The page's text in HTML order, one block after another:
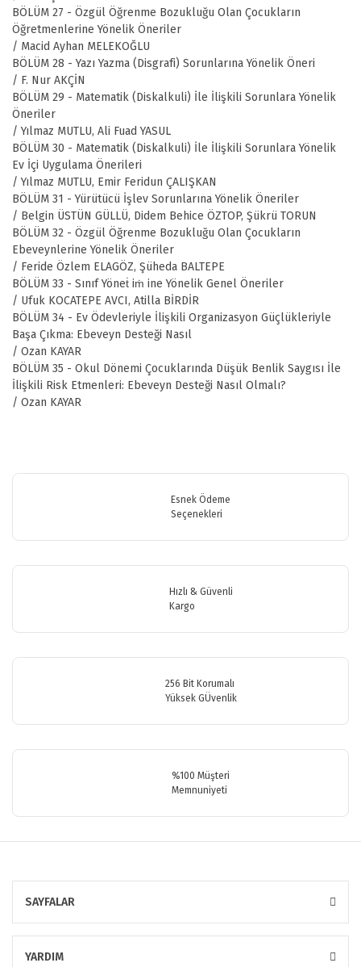
BÖLÜM 27 - Özgül Öğrenme Bozukluğu Olan Çocukların
Öğretmenlerine Yönelik Öneriler
/ Macid Ayhan MELEKOĞLU
BÖLÜM 28 - Yazı Yazma (Disgrafi) Sorunlarına Yönelik Öneri
/ F. Nur AKÇİN
BÖLÜM 29 - Matematik (Diskalkuli) İle İlişkili Sorunlara Yönelik
Öneriler
/ Yılmaz MUTLU, Ali Fuad YASUL
BÖLÜM 30 - Matematik (Diskalkuli) İle İlişkili Sorunlara Yönelik
Ev İçi Uygulama Önerileri
/ Yılmaz MUTLU, Emir Feridun ÇALIŞKAN
BÖLÜM 31 - Yürütücü İşlev Sorunlarına Yönelik Öneriler
/ Belgin ÜSTÜN GÜLLÜ, Didem Behice ÖZTOP, Şükrü TORUN
BÖLÜM 32 - Özgül Öğrenme Bozukluğu Olan Çocukların
Ebeveynlerine Yönelik Öneriler
/ Feride Özlem ELAGÖZ, Şüheda BALTEPE
BÖLÜM 33 - Sınıf Yöneṫ iṁ ine Yönelik Genel Öneriler
/ Ufuk KOCATEPE AVCI, Atilla BİRDİR
BÖLÜM 34 - Ev Ödevleriyle İlişkili Organizasyon Güçlükleriyle
Başa Çıkma: Ebeveyn Desteği Nasıl
/ Ozan KAYAR
BÖLÜM 35 - Okul Dönemi Çocuklarında Düşük Benlik Saygısı İle
İlişkili Risk Etmenleri: Ebeveyn Desteği Nasıl Olmalı?
/ Ozan KAYAR
Bu ürüne ilk yorumu siz yapın!
Görüş ve önerileriniz için teşekkür ederiz.
Ürün resmi kalitesiz, bozuk veya görüntülenemiyor.
Ürün fiyatı diğer sitelerden daha pahalı.
Esnek Ödeme
Seçenekleri
Hızlı & Güvenli
Kargo
256 Bit Korumalı
Yüksek GÜvenlik
%100 Müşteri
Memnuniyeti
SAYFALAR
YARDIM